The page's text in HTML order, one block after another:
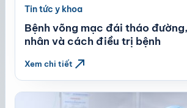
Tin tức y khoa
Bệnh võng mạc đái tháo
nhân và cách điều trị bệnh
Xem chi tiết north_east